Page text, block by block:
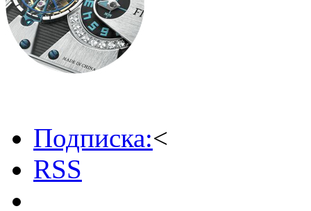
Подписка:<
RSS